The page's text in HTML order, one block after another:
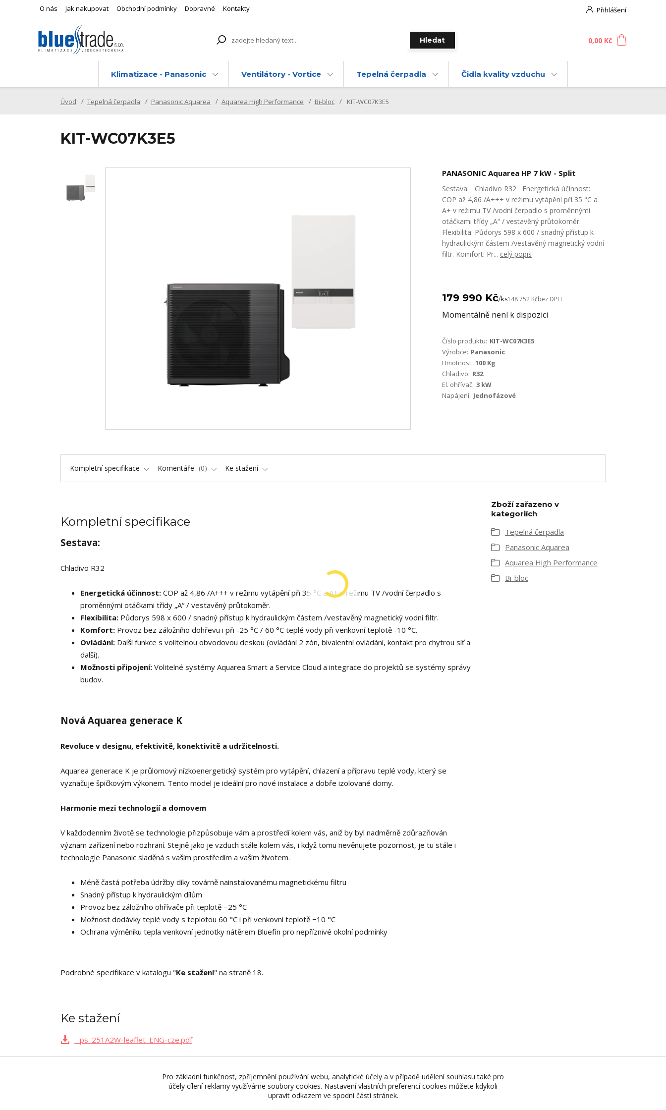
O nás Jak nakupovat Obchodní podmínky Dopravné Kontakty Přihlášení
Hledat 0,00 Kč
Klimatizace - Panasonic Ventilátory - Vortice Tepelná čerpadla Čidla kvality vzduchu
Úvod Tepelná čerpadla Panasonic Aquarea Aquarea High Performance Bi-bloc KIT-WC07K3E5
KIT-WC07K3E5
PANASONIC Aquarea HP 7 kW - Split
Sestava: Chladivo R32 Energetická účinnost:
COP až 4,86 /A+++ v režimu vytápění při 35 °C a
A+ v režimu TV /vodní čerpadlo s proměnnými
otáčkami třídy „A“ / vestavěný průtokoměr.
Flexibilita: Půdorys 598 x 600 / snadný přístup k
hydraulickým částem /vestavěný magnetický vodní
filtr. Komfort: Pr... celý popis
179 990 Kč/ks148 752 Kčbez DPH
Momentálně není k dispozici
Číslo produktu: KIT-WC07K3E5
Výrobce: Panasonic
Hmotnost: 100 Kg
Chladivo: R32
El. ohřívač: 3 kW
Napájení: Jednofázové
Kompletní specifikace Komentáře 0 Ke stažení
Kompletní specifikace
Sestava:
Chladivo R32
Energetická účinnost: COP až 4,86 /A+++ v režimu vytápění při 35 °C a A+ v režimu TV /vodní čerpadlo s
proměnnými otáčkami třídy „A“ / vestavěný průtokoměr.
Flexibilita: Půdorys 598 x 600 / snadný přístup k hydraulickým částem /vestavěný magnetický vodní filtr.
Komfort: Provoz bez záložního dohřevu i při -25 °C / 60 °C teplé vody při venkovní teplotě -10 °C.
Ovládání: Další funkce s volitelnou obvodovou deskou (ovládání 2 zón, bivalentní ovládání, kontakt pro chytrou síť a
další).
Možnosti připojení: Volitelné systémy Aquarea Smart a Service Cloud a integrace do projektů se systémy správy
budov.
Nová Aquarea generace K
Revoluce v designu, efektivitě, konektivitě a udržitelnosti.
Aquarea generace K je průlomový nízkoenergetický systém pro vytápění, chlazení a přípravu teplé vody, který se
vyznačuje špičkovým výkonem. Tento model je ideální pro nové instalace a dobře izolované domy.
Harmonie mezi technologií a domovem
V každodenním životě se technologie přizpůsobuje vám a prostředí kolem vás, aniž by byl nadměrně zdůrazňován
význam zařízení nebo rozhraní. Stejně jako je vzduch stále kolem vás, i když tomu nevěnujete pozornost, je tu stále i
technologie Panasonic sladěná s vaším prostředím a vaším životem.
Méně častá potřeba údržby díky továrně nainstalovanému magnetickému filtru
Snadný přístup k hydraulickým dílům
Provoz bez záložního ohřívače při teplotě −25 °C
Možnost dodávky teplé vody s teplotou 60 °C i při venkovní teplotě −10 °C
Ochrana výměníku tepla venkovní jednotky nátěrem Bluefin pro nepříznivé okolní podmínky
Podrobné specifikace v katalogu "Ke stažení" na straně 18.
Zboží zařazeno v
kategoriích
Tepelná čerpadla
Panasonic Aquarea
Aquarea High Performance
Bi-bloc
Ke stažení
_ps_251A2W-leaflet_ENG-cze.pdf
Vytvořeno na Eshop-rychle.cz
Pro základní funkčnost, zpříjemnění používání webu, analytické účely a v případě udělení souhlasu také pro
účely cílení reklamy využíváme soubory cookies. Nastavení vlastních preferencí cookies můžete kdykoli
upravit odkazem ve spodní části stránek.